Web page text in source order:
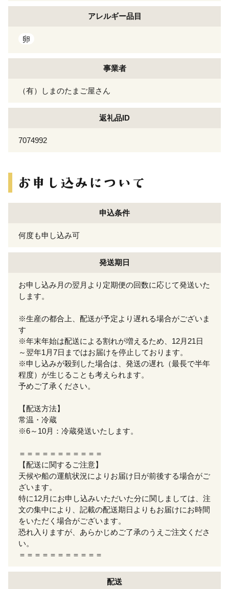
アレルギー品目
卵
事業者
（有）しまのたまご屋さん
返礼品ID
7074992
申込条件
何度も申し込み可
発送期日
お申し込み月の翌月より定期便の回数に応じて発送いた
します。
※生産の都合上、配送が予定より遅れる場合がございま
す
※年末年始は配送による割れが増えるため、12月21日
～翌年1月7日まではお届けを停止しております。
※申し込みが殺到した場合は、発送の遅れ（最長で半年
程度）が生じることも考えられます。
予めご了承ください。
【配送方法】
常温・冷蔵
※6～10月：冷蔵発送いたします。
＝＝＝＝＝＝＝＝＝＝＝
【配送に関するご注意】
天候や船の運航状況によりお届け日が前後する場合がご
ざいます。
特に12月にお申し込みいただいた分に関しましては、注
文の集中により、記載の配送期日よりもお届けにお時間
をいただく場合がございます。
恐れ入りますが、あらかじめご了承のうえご注文くださ
い。
＝＝＝＝＝＝＝＝＝＝＝
配送